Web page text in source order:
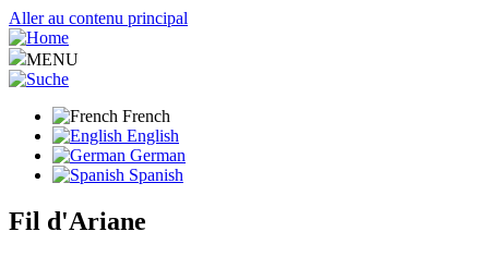
Aller au contenu principal
MENU
French
English
German
Spanish
Fil d'Ariane